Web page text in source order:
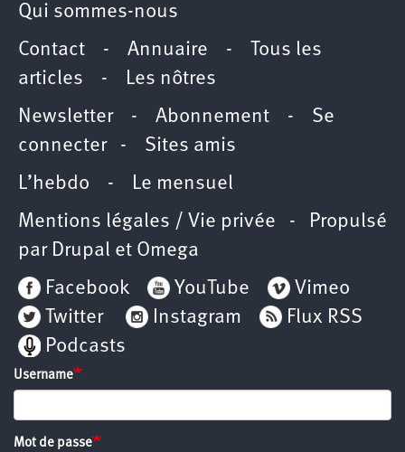
Qui sommes-nous
Contact - Annuaire -
Tous les
articles - Les nôtres
Newsletter- Abonnement - Se
connecter- Sites amis
L’hebdo - Le mensuel
Mentions légales / Vie privée - Propulsé
par Drupal et Omega
Facebook
YouTube
Vimeo
Twitter
Instagram
Flux RSS
Podcasts
Username
Mot de passe